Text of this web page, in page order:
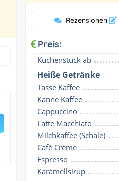
Rezensionen|
Preis:
Kuchenstück ab
Heiße Getränke
Tasse Kaffee
Kanne Kaffee
Cappuccino
Latte Macchiato
Milchkaffee (Schale)
Café Crème
Espresso
Karamellsirup